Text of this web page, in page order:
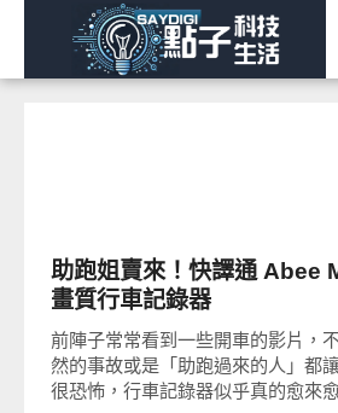
助跑姐賣來！快譯通 Abee
畫質行車記錄器
前陣子常常看到一些開車的影片，
然的事故或是「助跑過來的人」都
很恐怖，行車記錄器似乎真的愈來